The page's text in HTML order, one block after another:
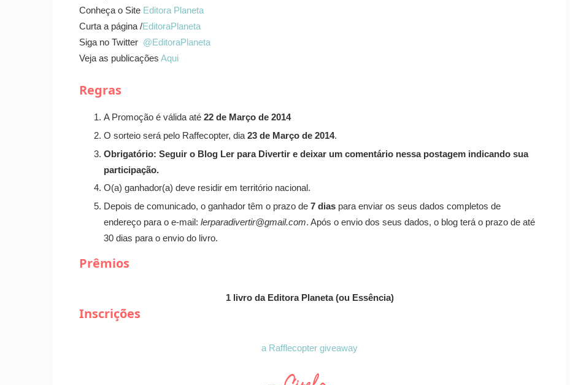
Conheça o Site Editora Planeta
Curta a página /EditoraPlaneta
Siga no Twitter @EditoraPlaneta
Veja as publicações Aqui
Regras
A Promoção é válida até 22 de Março de 2014
O sorteio será pelo Raffecopter, dia 23 de Março de 2014.
Obrigatório: Seguir o Blog Ler para Divertir e deixar um comentário nessa postagem indicando sua
participação.
O(a) ganhador(a) deve residir em território nacional.
Depois de comunicado, o ganhador têm o prazo de 7 dias para enviar os seus dados completos de
endereço para o e-mail: lerparadivertir@gmail.com. Após o envio dos seus dados, o blog terá o prazo de até
30 dias para o envio do livro.
Prêmios
1 livro da Editora Planeta (ou Essência)
Inscrições
a Rafflecopter giveaway